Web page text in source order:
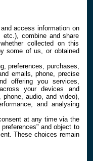
and access information on
combine and share
collected on this
some of us, or obtained
preferences, purchases,
emails, phone, precise
offering you services,
your devices and
audio, and video),
and analysing
at any time via the
and object to
These choices remain